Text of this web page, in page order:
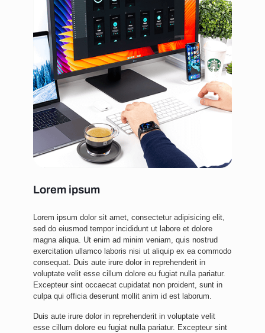
Lorem ipsum
Lorem ipsum dolor sit amet, consectetur adipisicing elit,
sed do eiusmod tempor incididunt ut labore et dolore
magna aliqua. Ut enim ad minim veniam, quis nostrud
exercitation ullamco laboris nisi ut aliquip ex ea commodo
consequat. Duis aute irure dolor in reprehenderit in
voluptate velit esse cillum dolore eu fugiat nulla pariatur.
Excepteur sint occaecat cupidatat non proident, sunt in
culpa qui officia deserunt mollit anim id est laborum.
Duis aute irure dolor in reprehenderit in voluptate velit
esse cillum dolore eu fugiat nulla pariatur. Excepteur sint